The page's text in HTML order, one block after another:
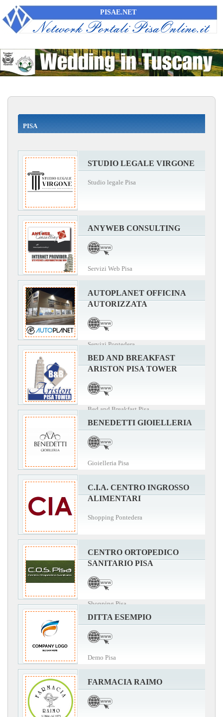
PISAE.NET
PISA
STUDIO LEGALE VIRGONE
Studio legale Pisa
ANYWEB CONSULTING
Servizi Web Pisa
AUTOPLANET OFFICINA
AUTORIZZATA
Servizi Pontedera
BED AND BREAKFAST
ARISTON PISA TOWER
Bed and Breakfast Pisa
BENEDETTI GIOIELLERIA
Gioielleria Pisa
C.I.A. CENTRO INGROSSO
ALIMENTARI
Shopping Pontedera
CENTRO ORTOPEDICO
SANITARIO PISA
Shopping Pisa
DITTA ESEMPIO
Demo Pisa
FARMACIA RAIMO